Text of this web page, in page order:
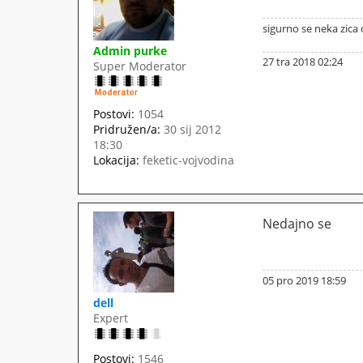
Admin purke
Super Moderator
Postovi: 1054
Pridružen/a: 30 sij 2012
18:30
Lokacija: feketic-vojvodina
sigurno se neka zica
27 tra 2018 02:24
dell
Expert
Postovi: 1546
Nedajno se
05 pro 2019 18:59